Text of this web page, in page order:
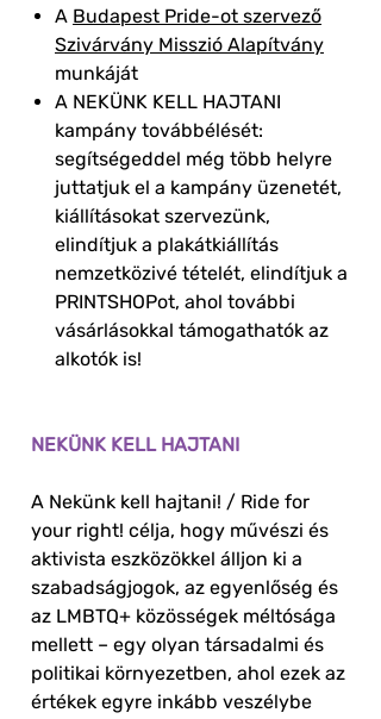
A Budapest Pride-ot szervező
Szivárvány Misszió Alapítvány
munkáját
A NEKÜNK KELL HAJTANI
kampány továbbélését:
segítségeddel még több helyre
juttatjuk el a kampány üzenetét,
kiállításokat szervezünk,
elindítjuk a plakátkiállítás
nemzetközivé tételét, elindítjuk a
PRINTSHOPot, ahol további
vásárlásokkal támogathatók az
alkotók is!
NEKÜNK KELL HAJTANI
A Nekünk kell hajtani! / Ride for
your right! célja, hogy művészi és
aktivista eszközökkel álljon ki a
szabadságjogok, az egyenlőség és
az LMBTQ+ közösségek méltósága
mellett – egy olyan társadalmi és
politikai környezetben, ahol ezek az
értékek egyre inkább veszélybe